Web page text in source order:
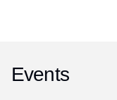
Events